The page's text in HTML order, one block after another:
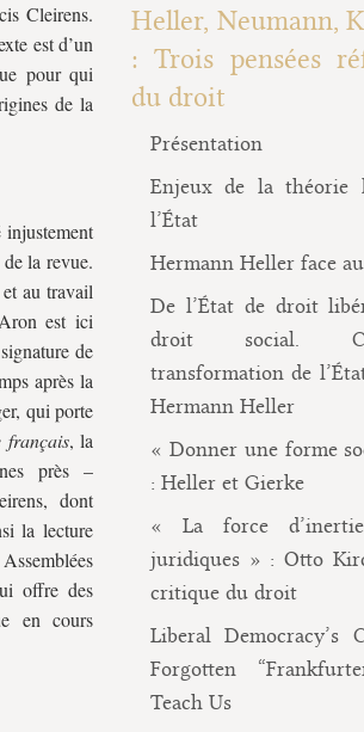
Cleirens.
est d’un
pour qui
de la
la revue.
au travail
est ici
de
après la
qui porte
français, la
près –
dont
la lecture
offre des
en cours
Heller, Neumann,
: Trois pensées
du droit
Présentation
Enjeux de la théorie
l’État
Hermann Heller face
De l’État de droit
droit social.
transformation de
Hermann Heller
« Donner une forme
: Heller et Gierke
« La force
juridiques » : Otto
critique du droit
Liberal Democracy’s
Forgotten
Teach Us